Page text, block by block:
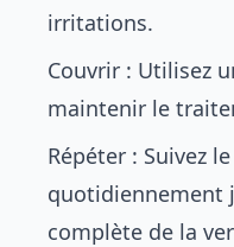
irritations.
Couvrir : Utilisez
maintenir le
Répéter : Suivez
quotidiennement
complète de la